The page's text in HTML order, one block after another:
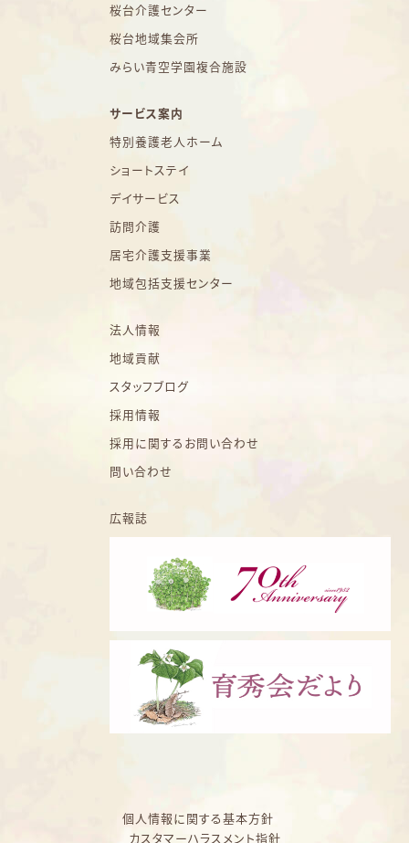
桜台介護センター
桜台地域集会所
みらい青空学園複合施設
サービス案内
特別養護老人ホーム
ショートステイ
デイサービス
訪問介護
居宅介護支援事業
地域包括支援センター
法人情報
地域貢献
スタッフブログ
採用情報
採用に関するお問い合わせ
問い合わせ
広報誌
個人情報に関する基本方針
カスタマーハラスメント指針